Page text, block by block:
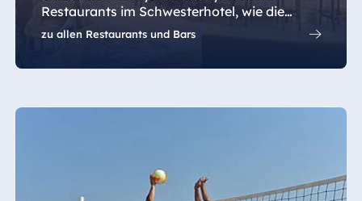
Restaurants im Schwesterhotel, wie die
Burger Bar oder den Gourmettempel
zu allen Restaurants und Bars